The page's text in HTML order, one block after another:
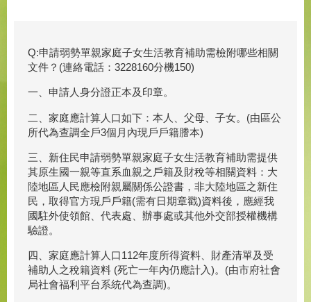
Q:申請弱勢單親家庭子女生活教育補助需檢附哪些相關
文件？(連絡電話：3228160分機150)
一、申請人身分證正本及印章。
二、家庭應計算人口如下：本人、父母、子女。(由區公
所代為查調全戶3個月內現戶戶籍謄本)
三、新住民申請弱勢單親家庭子女生活教育補助需提供
其原生國一親等直系血親之戶籍及財稅等相關資料：大
陸地區人民應檢附親屬關係公證書，非大陸地區之新住
民，取得官方現戶戶籍(需有日期章戳)資料後，應經我
國駐外使領館、代表處、辦事處或其他外交部授權機構
驗證。
四、家庭應計算人口112年度所得資料、財產清單及受
補助人之稅籍資料 (死亡一年內仍應計入)。(由市府社會
局社會福利平台系統代為查調)。